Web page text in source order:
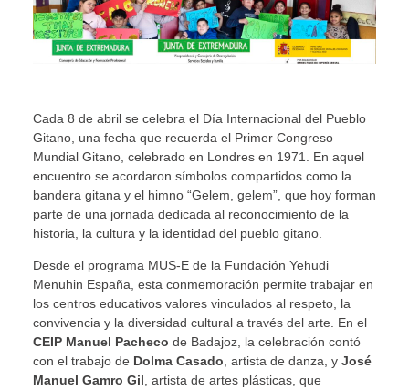
Cada 8 de abril se celebra el Día Internacional del Pueblo
Gitano, una fecha que recuerda el Primer Congreso
Mundial Gitano, celebrado en Londres en 1971. En aquel
encuentro se acordaron símbolos compartidos como la
bandera gitana y el himno “Gelem, gelem”, que hoy forman
parte de una jornada dedicada al reconocimiento de la
historia, la cultura y la identidad del pueblo gitano.
Desde el programa MUS-E de la Fundación Yehudi
Menuhin España, esta conmemoración permite trabajar en
los centros educativos valores vinculados al respeto, la
convivencia y la diversidad cultural a través del arte. En el
CEIP Manuel Pacheco de Badajoz, la celebración contó
con el trabajo de Dolma Casado, artista de danza, y José
Manuel Gamro Gil, artista de artes plásticas, que